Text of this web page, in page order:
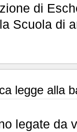
di
Scuola di
legge alla
legate da